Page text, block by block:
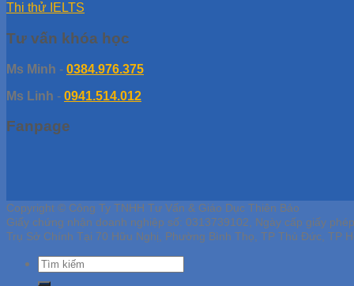
Thi thử IELTS
Tư vấn khóa học
Ms Minh - 0384.976.375
Ms Linh - 0941.514.012
Fanpage
Copyright © Công Ty TNHH Tư Vấn & Giáo Dục Thiên Bảo
Giấy chứng nhận doanh nghiệp số: 0313739102, Ngày cấp giấy
Trụ Sở Chính Tại 70 Hữu Nghị, Phường Bình Thọ, TP Thủ Đức, TP